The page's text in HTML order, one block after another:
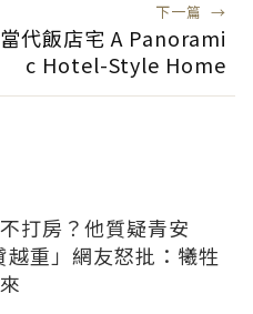
下一篇 →
代飯店宅 A Panorami
c Hotel-Style Home
打房？他質疑青安
越重」網友怒批：犧牲